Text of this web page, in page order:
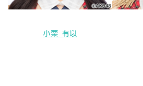
小栗 有以